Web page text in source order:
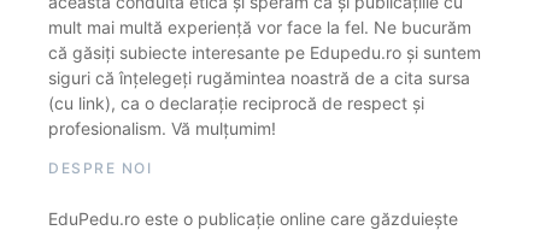
mult mai multă experiență vor face la fel. Ne bucurăm
că găsiți subiecte interesante pe Edupedu.ro și suntem
siguri că înțelegeți rugămintea noastră de a cita sursa
(cu link), ca o declarație reciprocă de respect și
profesionalism. Vă mulțumim!
DESPRE NOI
EduPedu.ro este o publicație online care găzduiește